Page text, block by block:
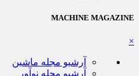
MACHINE MAGAZINE
×
آرشیو مجله ماشین
آرشیو مجله نوآور